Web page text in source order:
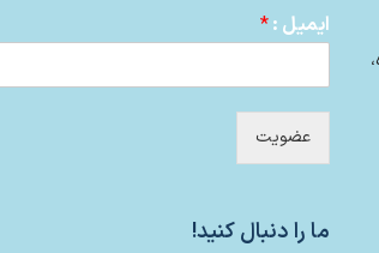
ایمیل :*
عضویت
ما را دنبال کنید!